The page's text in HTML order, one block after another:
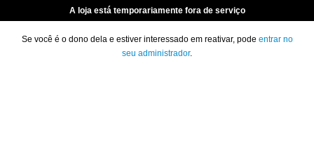
A loja está temporariamente fora de serviço
Se você é o dono dela e estiver interessado em reativar, pode entrar no
seu administrador.